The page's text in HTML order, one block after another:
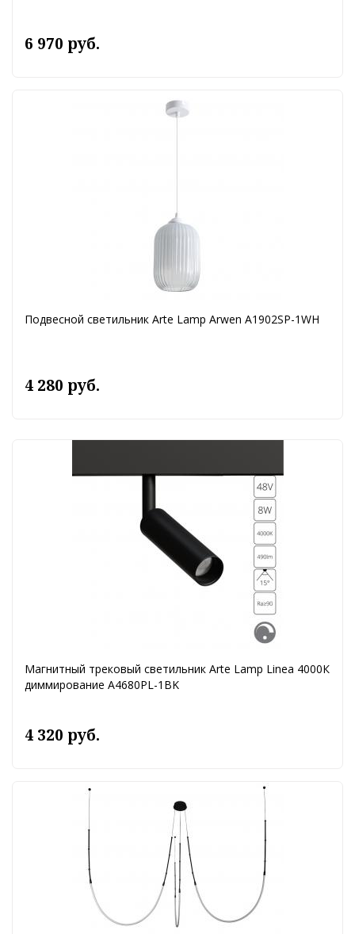
6 970 руб.
Подвесной светильник Arte Lamp Arwen A1902SP-1WH
4 280 руб.
Магнитный трековый светильник Arte Lamp Linea 4000К
диммирование A4680PL-1BK
4 320 руб.